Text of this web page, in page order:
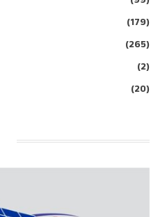
(179)
(265)
(2)
(20)